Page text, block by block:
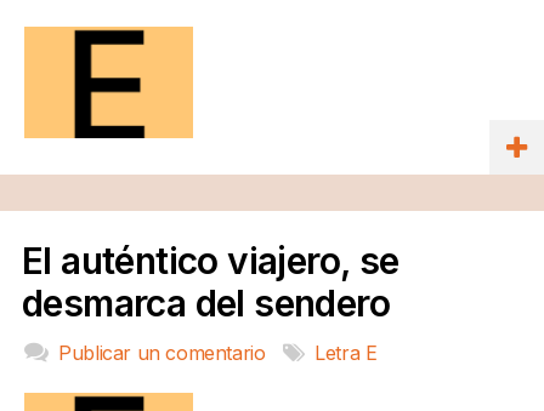
El auténtico viajero, se
desmarca del sendero
Publicar un comentario Letra E